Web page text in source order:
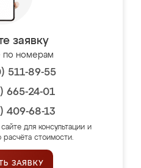
заявку
по номерам
511-89-55
665-24-01
409-68-13
для консультации и
расчёта стоимости.
ЗАЯВКУ